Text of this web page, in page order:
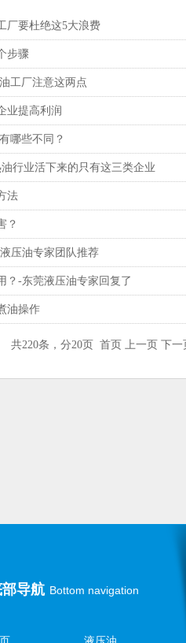
厂要杜绝这5大浪费
步骤
工厂注意这两点
业提高利润
哪些不同？
行业活下来的只有这三类企业
法
？
压油专家团队推荐
？-东莞液压油专家回复了
油操作
共220条，分20页 首页 上一页 下一
部导航 Bottom navigation